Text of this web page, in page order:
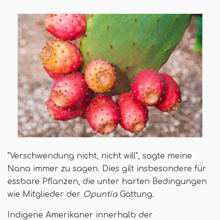
"Verschwendung nicht, nicht will", sagte meine
Nana immer zu sagen. Dies gilt insbesondere für
essbare Pflanzen, die unter harten Bedingungen
wie Mitglieder der Opuntia Gattung.
Indigene Amerikaner innerhalb der